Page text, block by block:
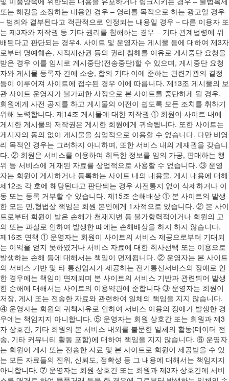
또는 해킹을 조장하는 내용인 경우 – 영리를 목적으로 하는 광고일 경우
– 범죄와 결부된다고 객관적으로 인정되는 내용일 경우 – 다른 이용자 또
는 제3자와 저작권 등 기타 권리를 침해하는 경우 – 기타 관계법령에 위
배된다고 판단되는 경우4. 사이트 및 운영자는 게시물 등에 대하여 제3자
로부터 명예훼손, 지적재산권 등의 권리 침해를 이유로 게시중단 요청을
받은 경우 이를 임시로 게시중단(전송중단)할 수 있으며, 게시중단 요청
자와 게시물 등록자 간에 소송, 합의 기타 이에 준하는 관련기관의 결정
등이 이루어져 사이트에 접수된 경우 이에 따릅니다. 제13조 게시물의 보
관 사이트 운영자가 불가피한 사정으로 본 사이트를 중단하게 될 경우,
회원에게 사전 공지를 하고 게시물의 이전이 쉽도록 모든 조치를 취하기
위해 노력합니다. 제14조 게시물에 대한 저작권 ① 회원이 사이트 내에
게시한 게시물의 저작권은 게시한 회원에게 귀속됩니다. 또한 사이트는
게시자의 동의 없이 게시물을 상업적으로 이용할 수 없습니다. 다만 비영
리 목적인 경우는 그러하지 아니하며, 또한 서비스 내의 게재권을 갖습니
다. ② 회원은 서비스를 이용하여 취득한 정보를 임의 가공, 판매하는 행
위 등 서비스에 게재된 자료를 상업적으로 사용할 수 없습니다. ③ 운영
자는 회원이 게시하거나 등록하는 사이트 내의 내용물, 게시 내용에 대해
제12조 각 호에 해당된다고 판단되는 경우 사전통지 없이 삭제하거나 이
동 또는 등록 거부할 수 있습니다. 제15조 손해배상 ① 본 사이트의 발생
한 모든 민,형법상 책임은 회원 본인에게 1차적으로 있습니다. ② 본 사이
트로부터 회원이 받은 손해가 천재지변 등 불가항력적이거나 회원의 고
의 또는 과실로 인하여 발생한 때에는 손해배상을 하지 하지 않습니다.
제16조 면책 ① 운영자는 회원이 사이트의 서비스 제공으로부터 기대되
는 이익을 얻지 못하였거나 서비스 자료에 대한 취사선택 또는 이용으로
발생하는 손해 등에 대해서는 책임이 면제됩니다. ② 운영자는 본 사이트
의 서비스 기반 및 타 통신업자가 제공하는 전기통신서비스의 장애로 인
한 경우에는 책임이 면제되며 본 사이트의 서비스 기반과 관련되어 발생
한 손해에 대해서는 사이트의 이용약관에 준합니다 ③ 운영자는 회원이
저장, 게시 또는 전송한 자료와 관련하여 일체의 책임을 지지 않습니다.
④ 운영자는 회원의 귀책사유로 인하여 서비스 이용의 장애가 발생한 경
우에는 책임지지 아니합니다. ⑤ 운영자는 회원 상호간 또는 회원과 제3
자 상호간, 기타 회원의 본 서비스 내외를 불문한 일체의 활동(데이터 전
송, 기타 커뮤니티 활동 포함)에 대하여 책임을 지지 않습니다. ⑥ 운영자
는 회원이 게시 또는 전송한 자료 및 본 사이트로 회원이 제공받을 수 있
는 모든 자료들의 진위, 신뢰도, 정확성 등 그 내용에 대해서는 책임지지
아니합니다. ⑦ 운영자는 회원 상호간 또는 회원과 제3자 상호간에 서비